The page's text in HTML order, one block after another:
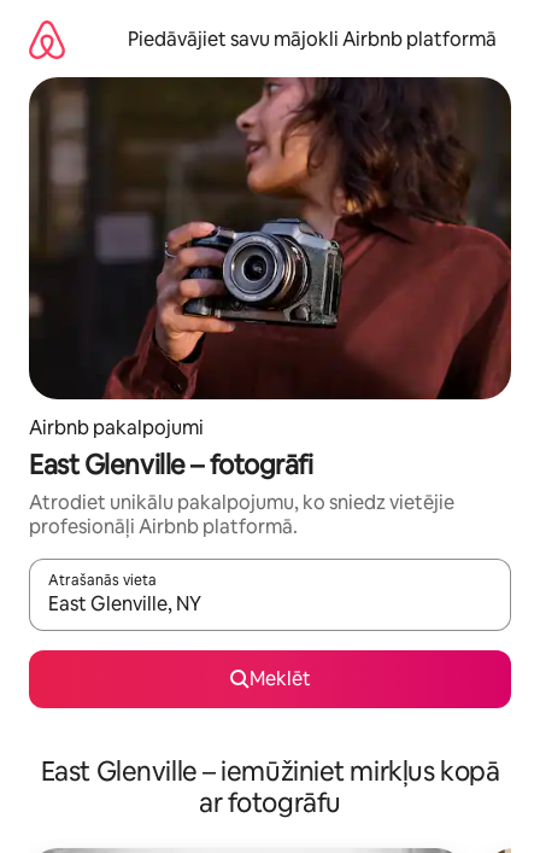
saturu
Piedāvājiet savu mājokli Airbnb platformā
Airbnb pakalpojumi
East Glenville – fotogrāfi
Atrodiet unikālu pakalpojumu, ko sniedz vietējie
profesionāļi Airbnb platformā.
Atrašanās vieta
Kad rezultāti kļūs pieejami, izmantojiet bultiņu uz augšu un
Meklēt
East Glenville – iemūžiniet mirkļus kopā
ar fotogrāfu